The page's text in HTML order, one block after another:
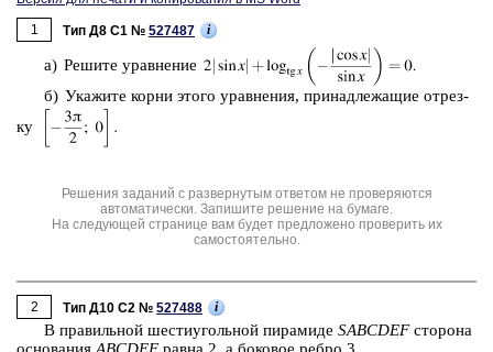
1
Тип Д8 C1 № 527487 i
а) Ре­ши­те урав­не­ние
б) Ука­жи­те корни этого урав­не­ния, при­над­ле­жа­щие от­рез­
ку
Решения заданий с развернутым ответом не проверяются
автоматически. Запишите решение на бумаге.
На следующей странице вам будет предложено проверить их
самостоятельно.
2 Тип Д10 C2 № 527488 i
В пра­виль­ной ше­сти­уголь­ной пи­ра­ми­де SABCDEFсто­ро­на